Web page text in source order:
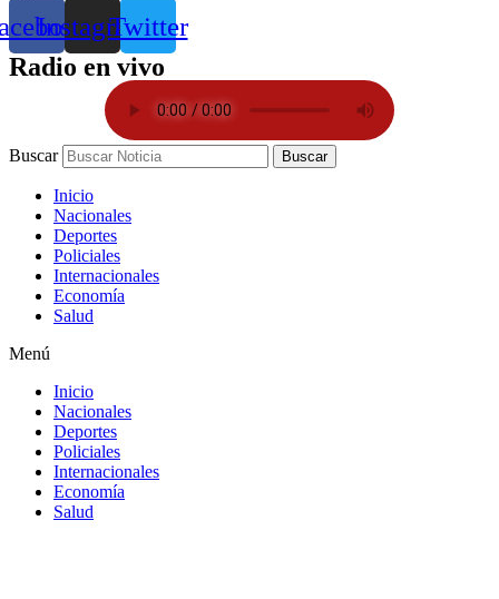
InstagramTwitter
Radio en vivo
Buscar Buscar
Inicio
Nacionales
Deportes
Policiales
Internacionales
Economía
Salud
Menú
Inicio
Nacionales
Deportes
Policiales
Internacionales
Economía
Salud